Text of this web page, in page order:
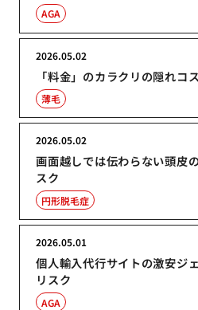
AGA
「料金」のカラクリの隠れコ
2026.05.02
薄毛
画面越しでは伝わらない頭皮
スク
2026.05.02
円形脱毛症
個人輸入代行サイトの激安ジ
リスク
2026.05.01
AGA